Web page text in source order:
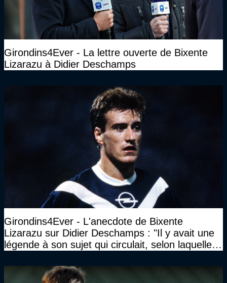
Girondins4Ever - La lettre ouverte de Bixente
Lizarazu à Didier Deschamps
Girondins4Ever - L'anecdote de Bixente
Lizarazu sur Didier Deschamps : "Il y avait une
légende à son sujet qui circulait, selon laquelle il